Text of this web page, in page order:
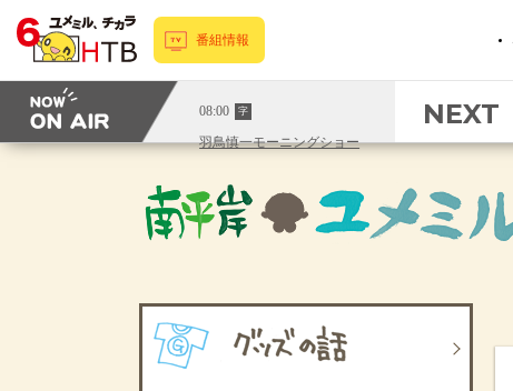
番組情報
08:00 字
羽鳥慎一モーニングショー
NEXT